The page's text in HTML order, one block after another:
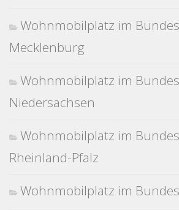
Wohnmobilplatz im
Mecklenburg
Wohnmobilplatz im
Niedersachsen
Wohnmobilplatz im
Rheinland-Pfalz
Wohnmobilplatz im